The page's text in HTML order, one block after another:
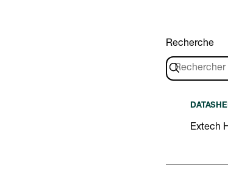
Recherche
Extech